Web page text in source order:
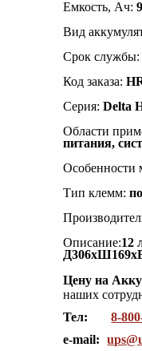
Емкость, Ач:
Вид
Срок службы:
Код заказа:
Серия:Delta
Области
питания,
Особенности
Тип клемм:
Описание:12
Цену на
наших
Тел:
8-
e-mail: